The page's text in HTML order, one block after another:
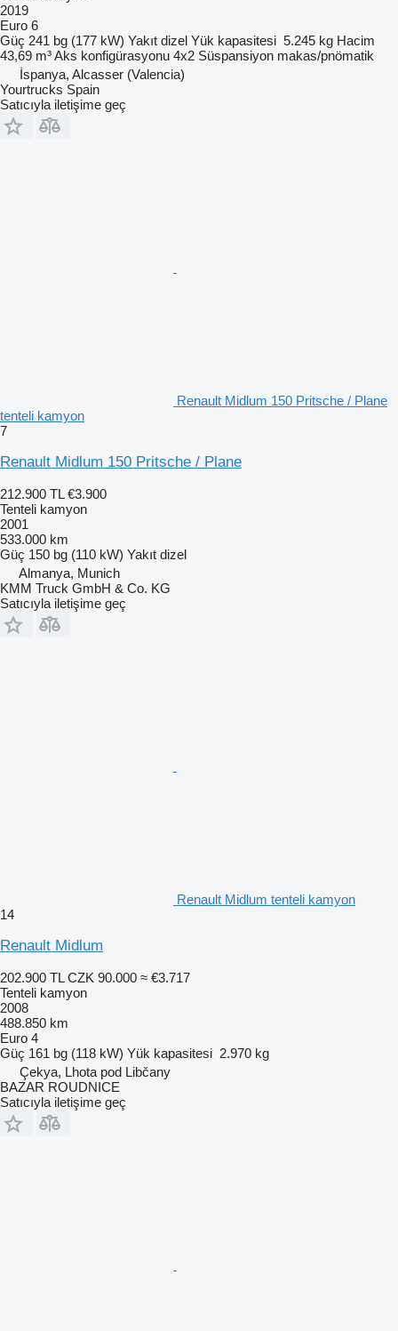
2019
Euro 6
Güç 241 bg (177 kW) Yakıt dizel Yük kapasitesi 5.245 kg Hacim
43,69 m³Aks konfigürasyonu 4x2 Süspansiyon makas/pnömatik
İspanya, Alcasser (Valencia)
Yourtrucks Spain
Satıcıyla iletişime geç
Renault Midlum 150 Pritsche / Plane
tenteli kamyon
7
Renault Midlum 150 Pritsche / Plane
212.900 TL €3.900
Tenteli kamyon
2001
533.000 km
Güç 150 bg (110 kW) Yakıt dizel
Almanya, Munich
KMM Truck GmbH & Co. KG
Satıcıyla iletişime geç
Renault Midlum tenteli kamyon
14
Renault Midlum
202.900 TL CZK 90.000 ≈ €3.717
Tenteli kamyon
2008
488.850 km
Euro 4
Güç 161 bg (118 kW) Yük kapasitesi 2.970 kg
Çekya, Lhota pod Libčany
BAZAR ROUDNICE
Satıcıyla iletişime geç